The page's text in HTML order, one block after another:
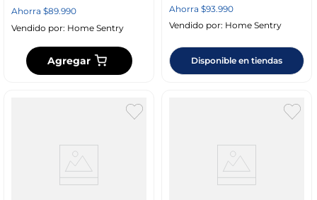
Ahorra $89.990
Vendido por: Home Sentry
Agregar
Ahorra $93.990
Vendido por: Home Sentry
Disponible en tiendas